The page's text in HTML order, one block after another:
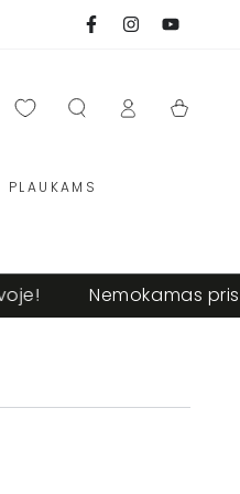
FacebookInstagram
Youtube
PLAUKAMS
PrisijungtiKrepšelis
Nemokamas